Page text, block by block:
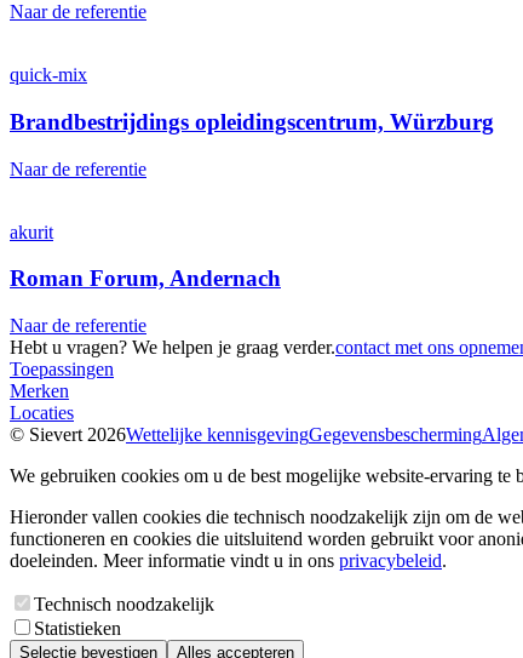
Naar de referentie
quick-mix
Brandbestrijdings opleidingscentrum, Würzburg
Naar de referentie
akurit
Roman Forum, Andernach
Naar de referentie
Hebt u vragen? We helpen je graag verder.contact met ons
Toepassingen
Merken
Locaties
© Sievert 2026Wettelijke kennisgevingGegevensbescherming
We gebruiken cookies om u de best mogelijke website-ervaring te
Hieronder vallen cookies die technisch noodzakelijk zijn om de
functioneren en cookies die uitsluitend worden gebruikt voor
doeleinden. Meer informatie vindt u in ons privacybeleid.
Technisch noodzakelijk
Statistieken
Selectie bevestigen Alles accepteren